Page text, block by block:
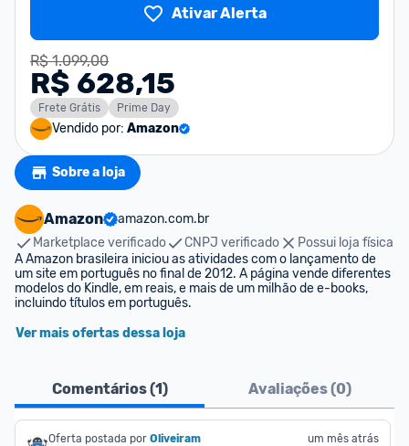
Ativar Alerta
R$ 1.099,00
R$ 628,15
Frete Grátis Prime Day
Vendido por: Amazon
Sobre a loja
Amazon
amazon.com.br
Marketplace verificado
CNPJ verificado
Possui loja física
A Amazon brasileira iniciou as atividades com o lançamento de
um site em português no final de 2012. A página vende diferentes
modelos do Kindle, em reais, e mais de um milhão de e-books,
incluindo títulos em português.
Ver mais ofertas dessa loja
Comentários (1) Avaliações (0)
Oferta postada por Oliveiram
um mês atrás